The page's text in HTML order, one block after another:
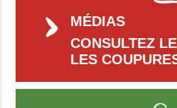
MÉDIAS
CONSULTEZ
LES